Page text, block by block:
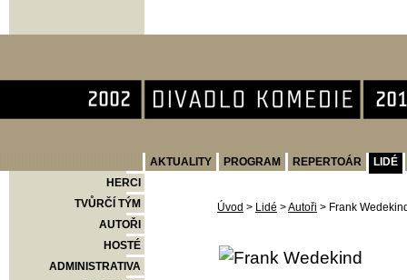
AKTUALITY PROGRAM REPERTOÁR
LIDÉ
HERCI
TVŮRČÍ TÝM
AUTOŘI
HOSTÉ
ADMINISTRATIVA
Úvod > Lidé >Autoři > Frank